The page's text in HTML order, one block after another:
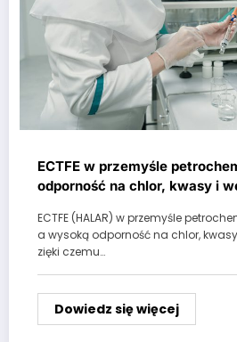
ECTFE w przemyśle
odporność na chlor, kwasy i
ECTFE (HALAR) w przemyśle
a wysoką odporność na chlor,
zięki czemu…
Dowiedz się więcej